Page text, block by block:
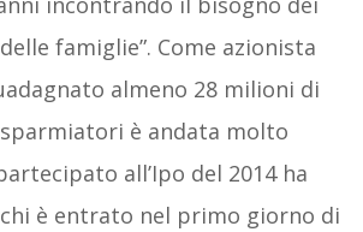
famiglie”. Come azionista
almeno 28 milioni di
è andata molto
all’Ipo del 2014 ha
chi è entrato nel primo giorno di